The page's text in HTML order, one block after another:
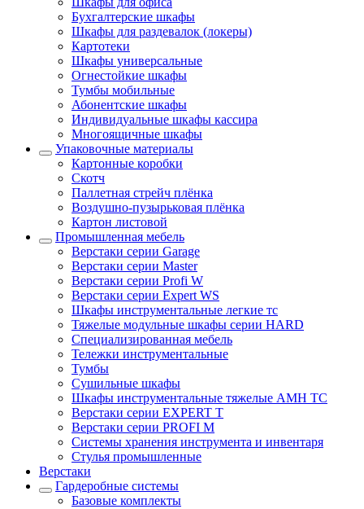
Бухгалтерские шкафы
Шкафы для раздевалок (локеры)
Картотеки
Шкафы универсальные
Огнестойкие шкафы
Тумбы мобильные
Абонентские шкафы
Индивидуальные шкафы кассира
Многоящичные шкафы
Упаковочные материалы
Картонные коробки
Скотч
Паллетная стрейч плёнка
Воздушно-пузырьковая плёнка
Картон листовой
Промышленная мебель
Верстаки серии Garage
Верстаки серии Master
Верстаки серии Profi W
Верстаки серии Expert WS
Шкафы инструментальные легкие тс
Тяжелые модульные шкафы серии HARD
Cпециализированная мебель
Тележки инструментальные
Тумбы
Cушильные шкафы
Шкафы инструментальные тяжелые AMH TC
Верстаки серии EXPERT T
Верстаки серии PROFI M
Системы хранения инструмента и инвентаря
Стулья промышленные
Верстаки
Гардеробные системы
Базовые комплекты